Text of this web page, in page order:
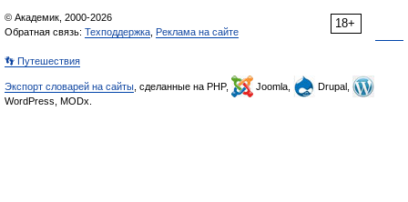
18+
© Академик, 2000-2026
Обратная связь: Техподдержка Реклама на сайте
👣 Путешествия
Экспорт словарей на сайты , сделанные на PHP, Joomla,
Drupal,
WordPress, MODx.